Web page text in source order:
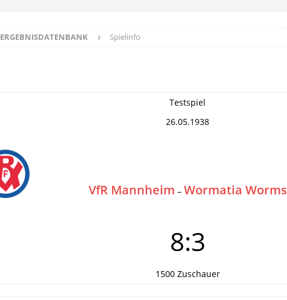
ERGEBNISDATENBANK Spielinfo
Testspiel
26.05.1938
VfR Mannheim – Wormatia Worms
8:3
1500 Zuschauer